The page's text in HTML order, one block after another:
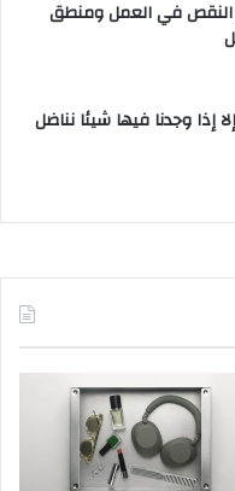
النقص في العمل ومنطق
إذا وجدنا فيها شيئا نناضل